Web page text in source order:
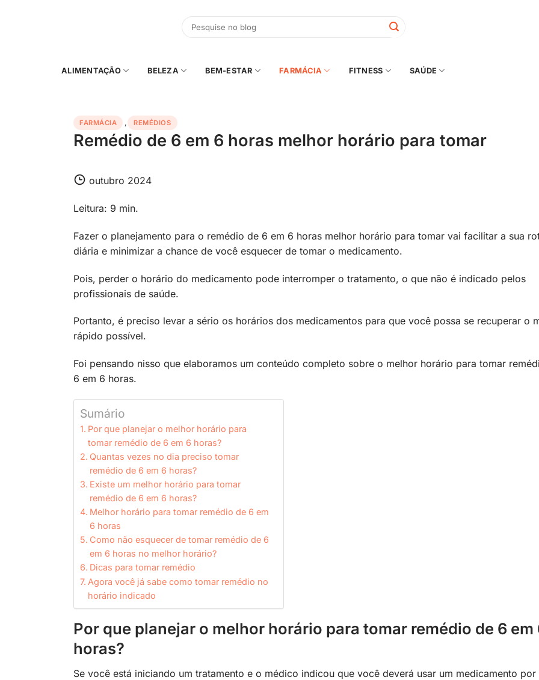
ALIMENTAÇÃO BELEZA BEM-ESTAR FARMÁCIA FITNESS SAÚDE
FARMÁCIA , REMÉDIOS
Remédio de 6 em 6 horas melhor horário para tomar
outubro 2024
Leitura: 9 min.
Fazer o planejamento para o remédio de 6 em 6 horas melhor horário para tomar vai facilitar a sua
diária e minimizar a chance de você esquecer de tomar o medicamento.
Pois, perder o horário do medicamento pode interromper o tratamento, o que não é indicado pelos
profissionais de saúde.
Portanto, é preciso levar a sério os horários dos medicamentos para que você possa se recuperar o
rápido possível.
Foi pensando nisso que elaboramos um conteúdo completo sobre o melhor horário para tomar
6 em 6 horas.
Sumário
Por que planejar o melhor horário para
tomar remédio de 6 em 6 horas?
Quantas vezes no dia preciso tomar
remédio de 6 em 6 horas?
Existe um melhor horário para tomar
remédio de 6 em 6 horas?
Melhor horário para tomar remédio de 6 em
6 horas
Como não esquecer de tomar remédio de 6
em 6 horas no melhor horário?
Dicas para tomar remédio
Agora você já sabe como tomar remédio no
horário indicado
Por que planejar o melhor horário para tomar remédio de 6 em
horas?
Se você está iniciando um tratamento e o médico indicou que você deverá usar um medicamento por